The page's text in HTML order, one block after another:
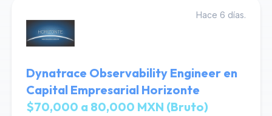
Hace 6 días.
Dynatrace Observability Engineer en
Capital Empresarial Horizonte
$70,000 a 80,000 MXN (Bruto)